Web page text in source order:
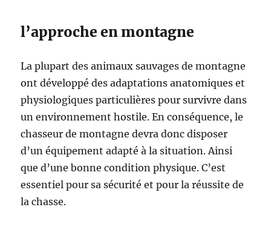
c
l’approche en montagne
La plupart des animaux sauvages de montagne
ont développé des adaptations anatomiques et
physiologiques particulières pour survivre dans
un environnement hostile. En conséquence, le
chasseur de montagne devra donc disposer
d’un équipement adapté à la situation. Ainsi
que d’une bonne condition physique. C’est
essentiel pour sa sécurité et pour la réussite de
la chasse.